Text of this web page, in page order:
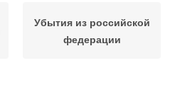
Убытия из российской
федерации